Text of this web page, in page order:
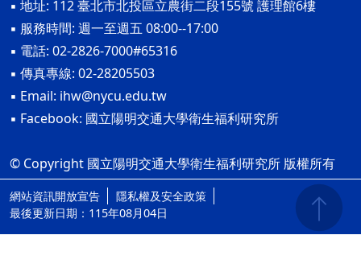
▪ 地址: 112 臺北市北投區立農街二段155號 護理館6樓
▪ 服務時間: 週一至週五 08:00--17:00
▪ 電話: 02-2826-7000#65316
▪ 傳真專線: 02-28205503
▪ Email: ihw@nycu.edu.tw
▪ Facebook: 國立陽明交通大學衛生福利研究所
© Copyright 國立陽明交通大學衛生福利研究所 版權所有
網站資訊開放宣告
隱私權及安全政策
最後更新日期：115年08月04日
ap4